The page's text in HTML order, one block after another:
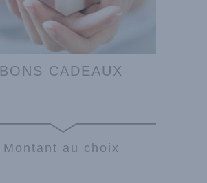
BONS CADEAUX
Montant au choix